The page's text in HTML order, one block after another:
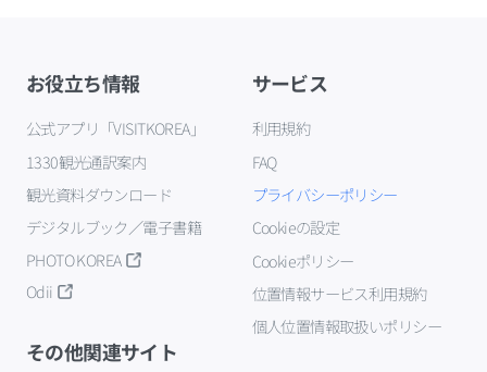
お役立ち情報
公式アプリ「VISITKOREA」
1330観光通訳案内
観光資料ダウンロード
デジタルブック／電子書籍
PHOTO KOREA
Odii
サービス
利用規約
FAQ
プライバシーポリシー
Cookieの設定
Cookieポリシー
位置情報サービス利用規約
個人位置情報取扱いポリシー
その他関連サイト